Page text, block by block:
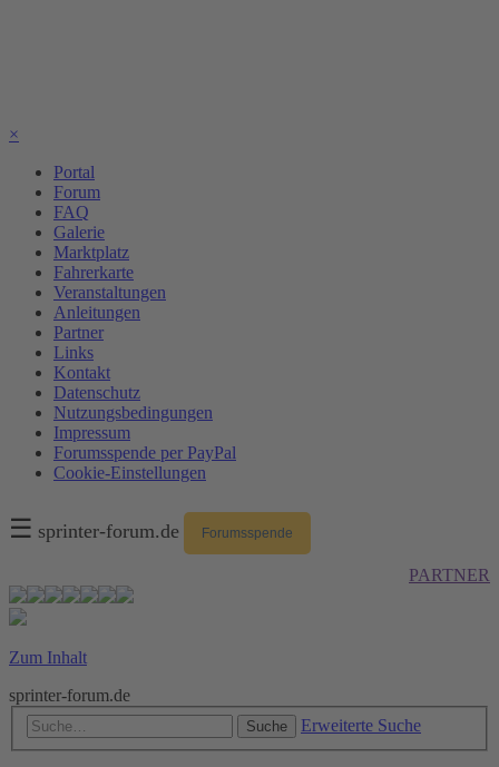
×
Portal
Forum
FAQ
Galerie
Marktplatz
Fahrerkarte
Veranstaltungen
Anleitungen
Partner
Links
Kontakt
Datenschutz
Nutzungsbedingungen
Impressum
Forumsspende per PayPal
Cookie-Einstellungen
☰ sprinter-forum.de Forumsspende
PARTNER
Zum Inhalt
sprinter-forum.de
Suche Erweiterte Suche